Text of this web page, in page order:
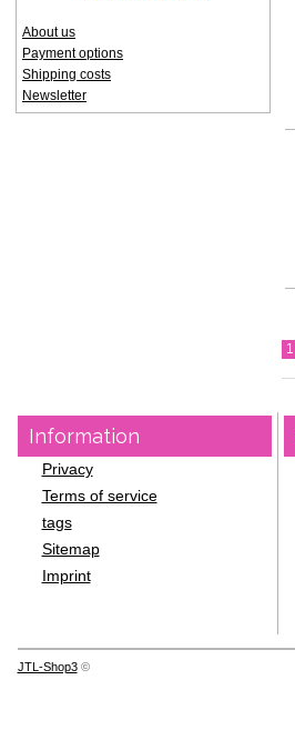
1
About us
Payment options
Shipping costs
Newsletter
Information
Privacy
Terms of service
tags
Sitemap
Imprint
JTL-Shop3©